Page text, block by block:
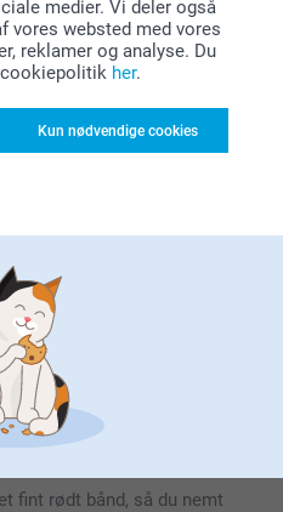
medier. Vi deler også
vores websted med vores
reklamer og analyse. Du
her.
Kun nødvendige cookies
derhjemme. Det giver et
gode minder på den flotte
Design din træjulepynt
smartphoto i dag
i træ hos
efter din egen smag og stil.
eller dit yndlingscitat, eller
særlig betydning for dig og
af FSC-certificeret MDF
kvalitet og bæredygtighed.
skaber en varm og
synlige træårer tilføjer en
fint rødt bånd, så du nemt